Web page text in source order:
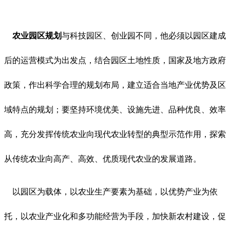
农业园区规划与科技园区、创业园不同，他必须以园区建成
后的运营模式为出发点，结合园区土地性质，国家及地方政府
政策，作出科学合理的规划布局，建立适合当地产业优势及区
域特点的规划；要坚持环境优美、设施先进、品种优良、效率
高，充分发挥传统农业向现代农业转型的典型示范作用，探索
从传统农业向高产、高效、优质现代农业的发展道路。
以园区为载体，以农业生产要素为基础，以优势产业为依
托，以农业产业化和多功能经营为手段，加快新农村建设，促